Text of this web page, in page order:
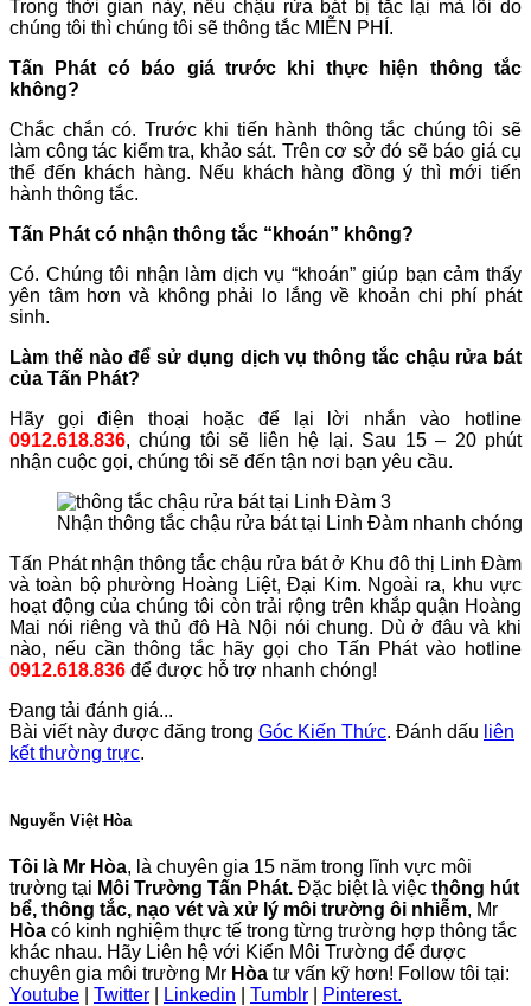
Trong thời gian này, nếu chậu rửa bát bị tắc lại mà lỗi do
chúng tôi thì chúng tôi sẽ thông tắc MIỄN PHÍ.
Tấn Phát có báo giá trước khi thực hiện thông tắc
không?
Chắc chắn có. Trước khi tiến hành thông tắc chúng tôi sẽ
làm công tác kiểm tra, khảo sát. Trên cơ sở đó sẽ báo giá cụ
thể đến khách hàng. Nếu khách hàng đồng ý thì mới tiến
hành thông tắc.
Tấn Phát có nhận thông tắc “khoán” không?
Có. Chúng tôi nhận làm dịch vụ “khoán” giúp bạn cảm thấy
yên tâm hơn và không phải lo lắng về khoản chi phí phát
sinh.
Làm thế nào để sử dụng dịch vụ thông tắc chậu rửa bát
của Tấn Phát?
Hãy gọi điện thoại hoặc để lại lời nhắn vào hotline
0912.618.836, chúng tôi sẽ liên hệ lại. Sau 15 – 20 phút
nhận cuộc gọi, chúng tôi sẽ đến tận nơi bạn yêu cầu.
Nhận thông tắc chậu rửa bát tại Linh Đàm nhanh chóng
Tấn Phát nhận thông tắc chậu rửa bát ở Khu đô thị Linh Đàm
và toàn bộ phường Hoàng Liệt, Đại Kim. Ngoài ra, khu vực
hoạt động của chúng tôi còn trải rộng trên khắp quận Hoàng
Mai nói riêng và thủ đô Hà Nội nói chung. Dù ở đâu và khi
nào, nếu cần thông tắc hãy gọi cho Tấn Phát vào hotline
0912.618.836 để được hỗ trợ nhanh chóng!
Đang tải đánh giá...
Bài viết này được đăng trong Góc Kiến Thức. Đánh dấu liên
kết thường trực.
Nguyễn Việt Hòa
Tôi là Mr Hòa, là chuyên gia 15 năm trong lĩnh vực môi
trường tại Môi Trường Tấn Phát. Đặc biệt là việc thông hút
bể, thông tắc, nạo vét và xử lý môi trường ôi nhiễm, Mr
Hòa có kinh nghiệm thực tế trong từng trường hợp thông tắc
khác nhau. Hãy Liên hệ với Kiến Môi Trường để được
chuyên gia môi trường Mr Hòa tư vấn kỹ hơn! Follow tôi tại:
Youtube
Twitter Linkedin Tumblr
Pinterest.